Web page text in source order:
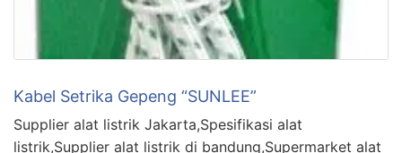
Kabel Setrika Gepeng “SUNLEE”
Supplier alat listrik Jakarta,Spesifikasi alat
listrik,Supplier alat listrik di bandung,Supermarket alat